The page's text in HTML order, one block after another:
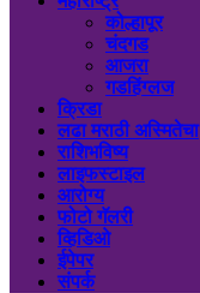
कोल्हापूर
चंदगड
आजरा
गडहिंग्लज
क्रिडा
लढा मराठी अस्मितेचा
राशिभविष्य
लाइफस्टाइल
आरोग्य
फोटो गॅलरी
व्हिडिओ
ईपेपर
संपर्क